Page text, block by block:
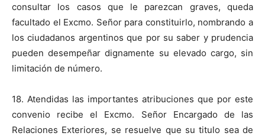
consultar los casos que le parezcan graves, queda
facultado el Excmo. Señor para constituirlo, nombrando a
los ciudadanos argentinos que por su saber y prudencia
pueden desempeñar dignamente su elevado cargo, sin
limitación de número.
18. Atendidas las importantes atribuciones que por este
convenio recibe el Excmo. Señor Encargado de las
Relaciones Exteriores, se resuelve que su titulo sea de